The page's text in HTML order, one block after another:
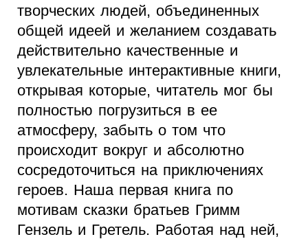
творческих людей, объединенных
общей идеей и желанием создавать
действительно качественные и
увлекательные интерактивные книги,
открывая которые, читатель мог бы
полностью погрузиться в ее
атмосферу, забыть о том что
происходит вокруг и абсолютно
сосредоточиться на приключениях
героев. Наша первая книга по
мотивам сказки братьев Гримм
Гензель и Гретель. Работая над ней,